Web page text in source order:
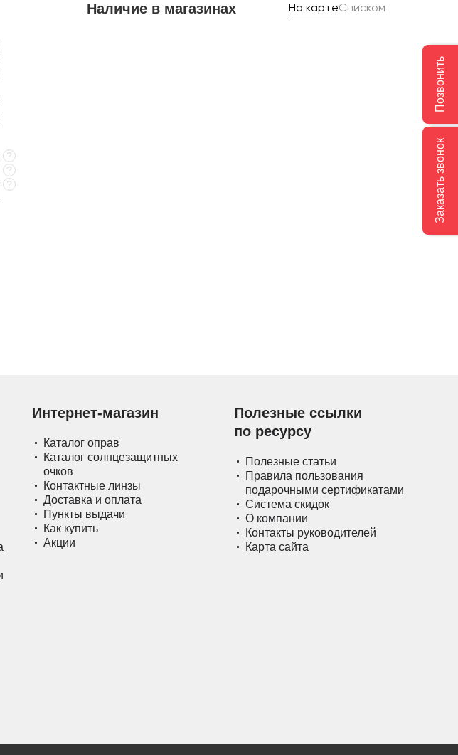
?
?
?
Наличие в магазинах На картеСписком
Интернет-магазин
Каталог оправ
Каталог солнцезащитных
очков
Контактные линзы
Доставка и оплата
Пункты выдачи
Как купить
Акции
Полезные ссылки
по ресурсу
Полезные статьи
Правила пользования
подарочными сертификатами
Система скидок
О компании
Контакты руководителей
Карта сайта
Заказать звонок
Позвонить